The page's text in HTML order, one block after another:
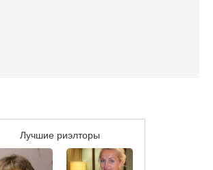
Лучшие риэлторы